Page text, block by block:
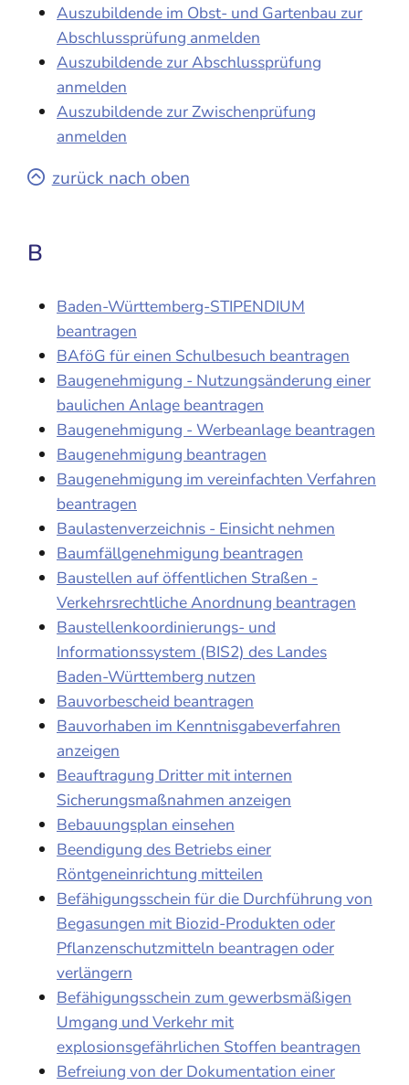
Auszubildende im Obst- und Gartenbau zur
Abschlussprüfung anmelden
Auszubildende zur Abschlussprüfung
anmelden
Auszubildende zur Zwischenprüfung
anmelden
zurück nach oben
B
Baden-Württemberg-STIPENDIUM
beantragen
BAföG für einen Schulbesuch beantragen
Baugenehmigung - Nutzungsänderung einer
baulichen Anlage beantragen
Baugenehmigung - Werbeanlage beantragen
Baugenehmigung beantragen
Baugenehmigung im vereinfachten Verfahren
beantragen
Baulastenverzeichnis - Einsicht nehmen
Baumfällgenehmigung beantragen
Baustellen auf öffentlichen Straßen -
Verkehrsrechtliche Anordnung beantragen
Baustellenkoordinierungs- und
Informationssystem (BIS2) des Landes
Baden-Württemberg nutzen
Bauvorbescheid beantragen
Bauvorhaben im Kenntnisgabeverfahren
anzeigen
Beauftragung Dritter mit internen
Sicherungsmaßnahmen anzeigen
Bebauungsplan einsehen
Beendigung des Betriebs einer
Röntgeneinrichtung mitteilen
Befähigungsschein für die Durchführung von
Begasungen mit Biozid-Produkten oder
Pflanzenschutzmitteln beantragen oder
verlängern
Befähigungsschein zum gewerbsmäßigen
Umgang und Verkehr mit
explosionsgefährlichen Stoffen beantragen
Befreiung von der Dokumentation einer